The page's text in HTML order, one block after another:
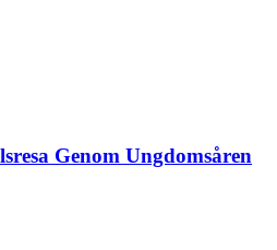
Genom Ungdomsåren